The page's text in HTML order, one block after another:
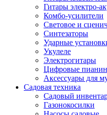
Гитары электро-
Комбо-усилители
Световое и
Синтезаторы
Ударные
Укулеле
Электрогитары
Цифровые
Аксессуары для
Садовая техника
Садовый
Газонокосилки